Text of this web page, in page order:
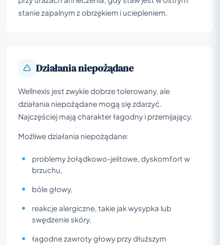
stanie zapalnym z obrzękiem i uciepleniem.
Działania niepożądane
Wellnexis jest zwykle dobrze tolerowany, ale
działania niepożądane mogą się zdarzyć.
Najczęściej mają charakter łagodny i przemijający.
Możliwe działania niepożądane:
problemy żołądkowo-jelitowe, dyskomfort w
brzuchu,
bóle głowy,
reakcje alergiczne, takie jak wysypka lub
swędzenie skóry,
łagodne zawroty głowy przy dłuższym